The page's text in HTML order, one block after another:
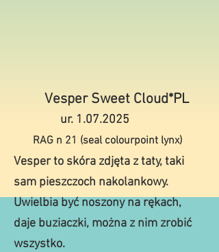
Vesper Sweet Cloud*PL
ur. 1.07.2025
RAG n 21 (seal colourpoint lynx)
Vesper to skóra zdjęta z taty, taki
sam pieszczoch nakolankowy.
Uwielbia być noszony na rękach,
daje buziaczki, można z nim zrobić
wszystko.